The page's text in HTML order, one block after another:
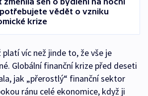
potřebujete vědět o vzniku
krize
víc než jinde to, že vše je
Globální finanční krize před deseti
jak „přerostlý“ finanční sektor
ránu celé ekonomice, když ji